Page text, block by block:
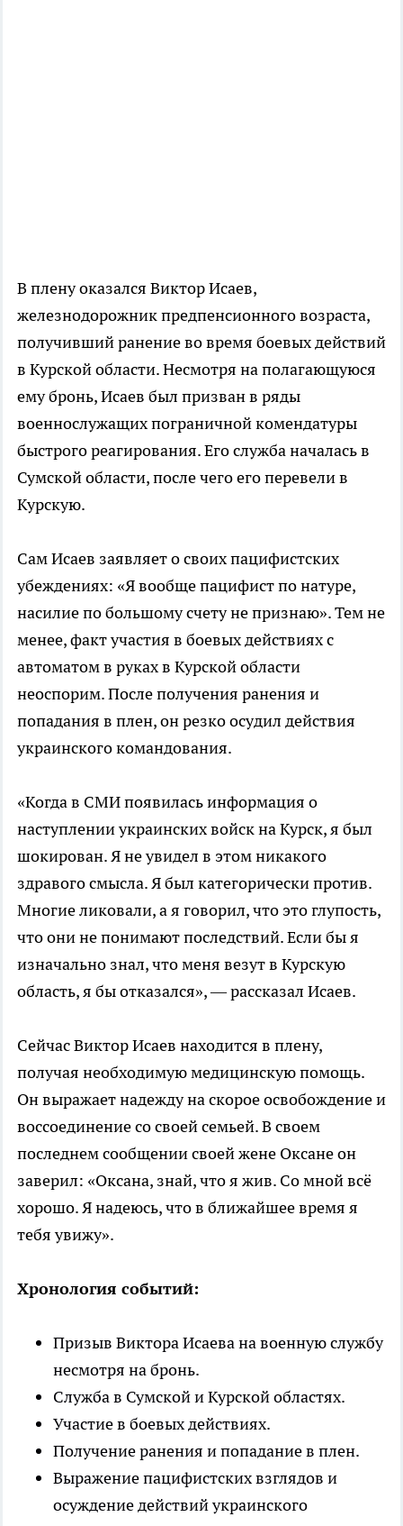
В плену оказался Виктор Исаев,
железнодорожник предпенсионного возраста,
получивший ранение во время боевых действий
в Курской области. Несмотря на полагающуюся
ему бронь, Исаев был призван в ряды
военнослужащих пограничной комендатуры
быстрого реагирования. Его служба началась в
Сумской области, после чего его перевели в
Курскую.
Сам Исаев заявляет о своих пацифистских
убеждениях: «Я вообще пацифист по натуре,
насилие по большому счету не признаю». Тем не
менее, факт участия в боевых действиях с
автоматом в руках в Курской области
неоспорим. После получения ранения и
попадания в плен, он резко осудил действия
украинского командования.
«Когда в СМИ появилась информация о
наступлении украинских войск на Курск, я был
шокирован. Я не увидел в этом никакого
здравого смысла. Я был категорически против.
Многие ликовали, а я говорил, что это глупость,
что они не понимают последствий. Если бы я
изначально знал, что меня везут в Курскую
область, я бы отказался», — рассказал Исаев.
Сейчас Виктор Исаев находится в плену,
получая необходимую медицинскую помощь.
Он выражает надежду на скорое освобождение и
воссоединение со своей семьей. В своем
последнем сообщении своей жене Оксане он
заверил: «Оксана, знай, что я жив. Со мной всё
хорошо. Я надеюсь, что в ближайшее время я
тебя увижу».
Хронология событий:
Призыв Виктора Исаева на военную службу
несмотря на бронь.
Служба в Сумской и Курской областях.
Участие в боевых действиях.
Получение ранения и попадание в плен.
Выражение пацифистских взглядов и
осуждение действий украинского